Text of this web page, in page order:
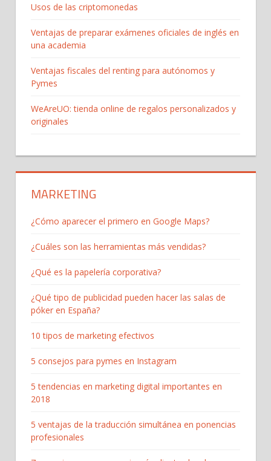
Usos de las criptomonedas
Ventajas de preparar exámenes oficiales de inglés en
una academia
Ventajas fiscales del renting para autónomos y
Pymes
WeAreUO: tienda online de regalos personalizados y
originales
MARKETING
¿Cómo aparecer el primero en Google Maps?
¿Cuáles son las herramientas más vendidas?
¿Qué es la papelería corporativa?
¿Qué tipo de publicidad pueden hacer las salas de
póker en España?
10 tipos de marketing efectivos
5 consejos para pymes en Instagram
5 tendencias en marketing digital importantes en
2018
5 ventajas de la traducción simultánea en ponencias
profesionales